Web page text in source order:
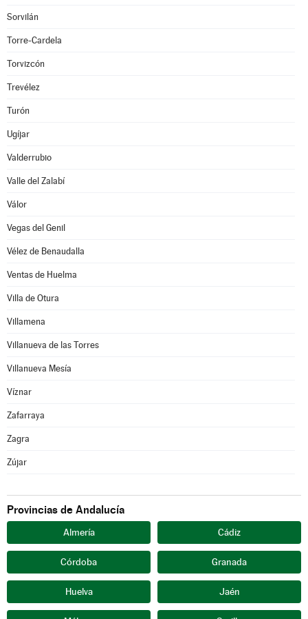
Sorvilán
Torre-Cardela
Torvizcón
Trevélez
Turón
Ugíjar
Valderrubio
Valle del Zalabí
Válor
Vegas del Genil
Vélez de Benaudalla
Ventas de Huelma
Villa de Otura
Villamena
Villanueva de las Torres
Villanueva Mesía
Víznar
Zafarraya
Zagra
Zújar
Provincias de Andalucía
Almería Cádiz
Córdoba Granada
Huelva Jaén